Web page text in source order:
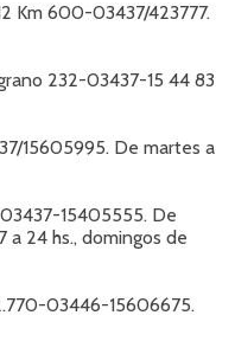
Km 600-03437/423777.
232-03437-15 44 83
15605995. De martes a
03437-15405555. De
a 24 hs., domingos de
03446-15606675.